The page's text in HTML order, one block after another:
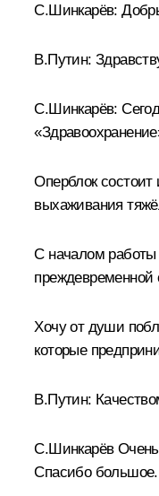
С.Шинкарёв:
В.Путин:
С.Шинкарёв:
Оперблок
выхаживания
С началом работы
преждевременной
Хочу от души
которые
В.Путин:
С.Шинкарёв
Спасибо большое.